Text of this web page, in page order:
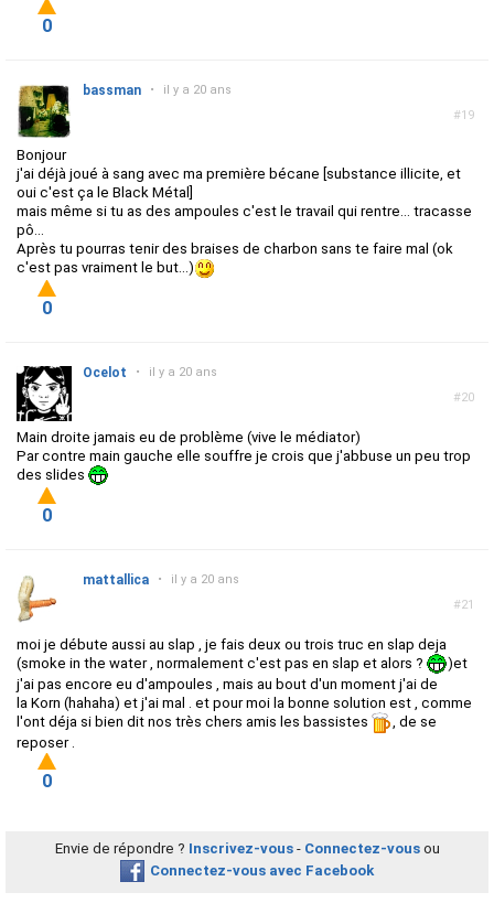
0
#19
bassman • il y a 20 ans
Bonjour
j'ai déjà joué à sang avec ma première bécane [substance illicite, et
oui c'est ça le Black Métal]
mais même si tu as des ampoules c'est le travail qui rentre... tracasse
pô...
Après tu pourras tenir des braises de charbon sans te faire mal (ok
c'est pas vraiment le but...)
0
#20
Ocelot • il y a 20 ans
Main droite jamais eu de problème (vive le médiator)
Par contre main gauche elle souffre je crois que j'abbuse un peu trop
des slides
0
#21
mattallica • il y a 20 ans
moi je débute aussi au slap , je fais deux ou trois truc en slap deja
(smoke in the water , normalement c'est pas en slap et alors ?
)et
j'ai pas encore eu d'ampoules , mais au bout d'un moment j'ai de
la Korn (hahaha) et j'ai mal . et pour moi la bonne solution est , comme
l'ont déja si bien dit nos très chers amis les bassistes
, de se
reposer .
0
Envie de répondre ? Inscrivez-vous- Connectez-vousou
Connectez-vous avec Facebook